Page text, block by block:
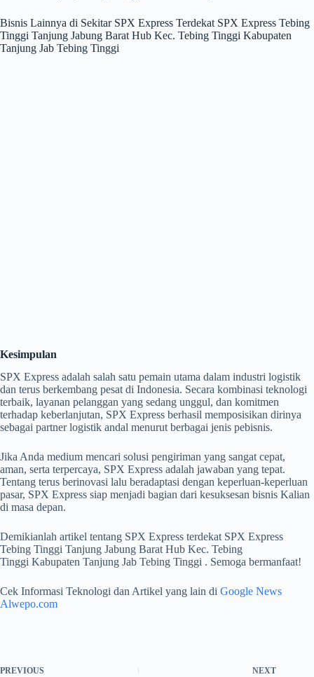
Bisnis Lainnya di Sekitar SPX Express Terdekat SPX Express Tebing
Tinggi Tanjung Jabung Barat Hub Kec. Tebing Tinggi Kabupaten
Tanjung Jab Tebing Tinggi
Kesimpulan
SPX Express adalah salah satu pemain utama dalam industri logistik
dan terus berkembang pesat di Indonesia. Secara kombinasi teknologi
terbaik, layanan pelanggan yang sedang unggul, dan komitmen
terhadap keberlanjutan, SPX Express berhasil memposisikan dirinya
sebagai partner logistik andal menurut berbagai jenis pebisnis.
Jika Anda medium mencari solusi pengiriman yang sangat cepat,
aman, serta terpercaya, SPX Express adalah jawaban yang tepat.
Tentang terus berinovasi lalu beradaptasi dengan keperluan-keperluan
pasar, SPX Express siap menjadi bagian dari kesuksesan bisnis Kalian
di masa depan.
Demikianlah artikel tentang SPX Express terdekat SPX Express
Tebing Tinggi Tanjung Jabung Barat Hub Kec. Tebing
Tinggi Kabupaten Tanjung Jab Tebing Tinggi . Semoga bermanfaat!
Cek Informasi Teknologi dan Artikel yang lain di Google News
Alwepo.com
PREVIOUS NEXT